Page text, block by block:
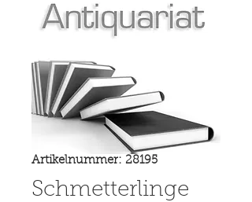
Artikelnummer: 28195
Schmetterlinge